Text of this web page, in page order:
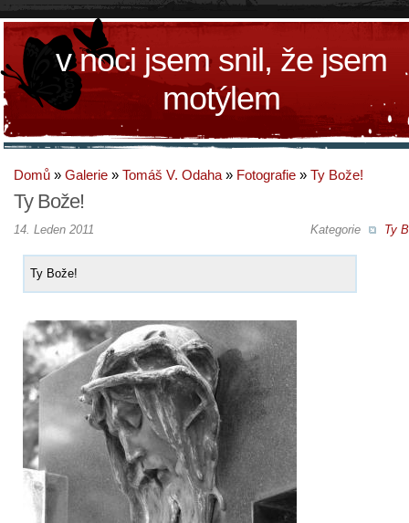
v noci jsem snil, že jsem
motýlem
Domů » Galerie » Tomáš V. Odaha » Fotografie » Ty Bože!
Ty Bože!
Kategorie Ty
14. Leden 2011
Ty Bože!